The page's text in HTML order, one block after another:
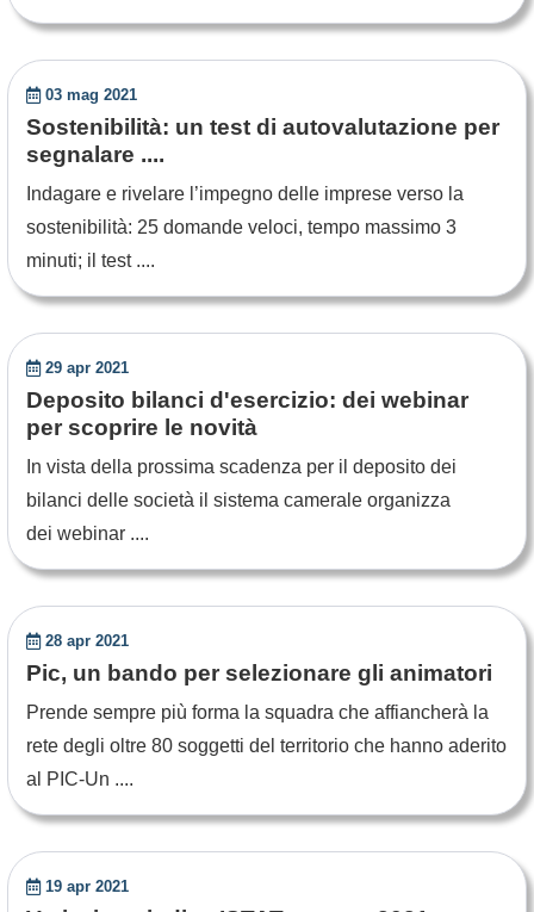
03 mag 2021
Sostenibilità: un test di autovalutazione per
segnalare ....
Indagare e rivelare l’impegno delle imprese verso la
sostenibilità: 25 domande veloci, tempo massimo 3
minuti; il test ....
29 apr 2021
Deposito bilanci d'esercizio: dei webinar
per scoprire le novità
In vista della prossima scadenza per il deposito dei
bilanci delle società il sistema camerale organizza
dei webinar ....
28 apr 2021
Pic, un bando per selezionare gli animatori
Prende sempre più forma la squadra che affiancherà la
rete degli oltre 80 soggetti del territorio che hanno aderito
al PIC-Un ....
19 apr 2021